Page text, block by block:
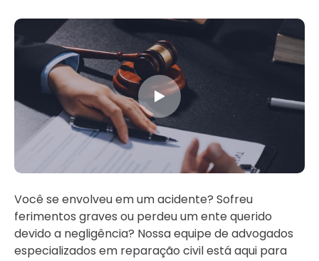
Você se envolveu em um acidente? Sofreu
ferimentos graves ou perdeu um ente querido
devido a negligência? Nossa equipe de advogados
especializados em reparação civil está aqui para